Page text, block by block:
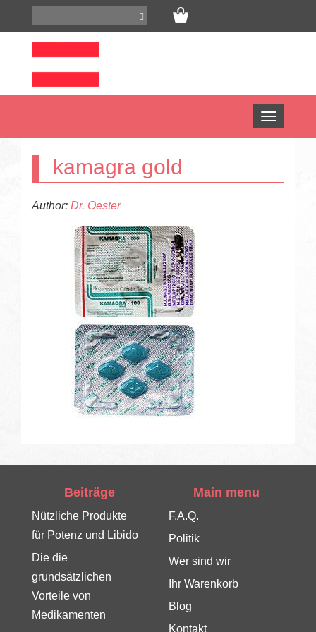
Open
menu
kamagra gold
Author: Dr. Oester
Beiträge
Nützliche Produkte
für Potenz und Libido
Die die
grundsätzlichen
Vorteile von
Medikamenten
Main menu
F.A.Q.
Politik
Wer sind wir
Ihr Warenkorb
Blog
Kontakt